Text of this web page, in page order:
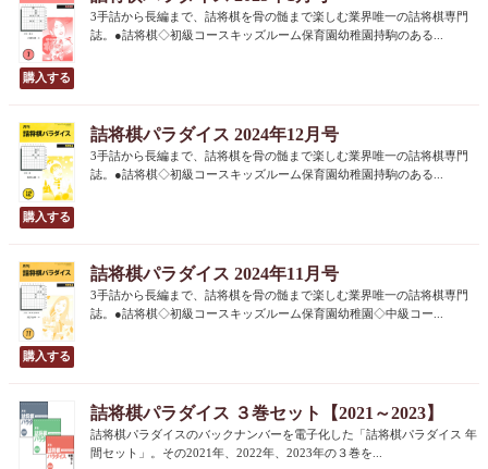
3手詰から長編まで、詰将棋を骨の髄まで楽しむ業界唯一の詰将棋専門
誌。●詰将棋◇初級コースキッズルーム保育園幼稚園持駒のある...
詰将棋パラダイス 2024年12月号
3手詰から長編まで、詰将棋を骨の髄まで楽しむ業界唯一の詰将棋専門
誌。●詰将棋◇初級コースキッズルーム保育園幼稚園持駒のある...
詰将棋パラダイス 2024年11月号
3手詰から長編まで、詰将棋を骨の髄まで楽しむ業界唯一の詰将棋専門
誌。●詰将棋◇初級コースキッズルーム保育園幼稚園◇中級コー...
詰将棋パラダイス ３巻セット【2021～2023】
詰将棋パラダイスのバックナンバーを電子化した「詰将棋パラダイス 年
間セット」。その2021年、2022年、2023年の３巻を...